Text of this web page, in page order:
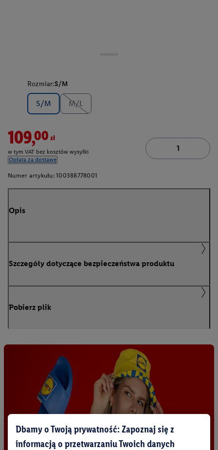
Rozmiar:S/M
S/M M/L
109,00zł
w tym VAT bez kosztów wysyłki
Opłata za dostawę
Numer artykułu: 100388778001
Opis
Szczegóły dotyczące bezpieczeństwa produktu
Pobierz plik
Dbamy o Twoją prywatność: Zapoznaj się z
informacją o przetwarzaniu Twoich danych